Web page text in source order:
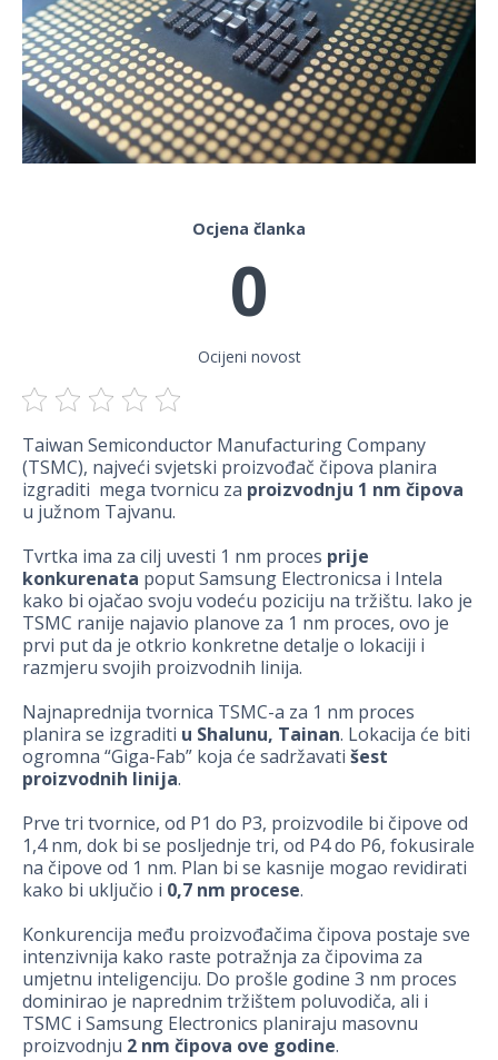
Ocjena članka
0
Ocijeni novost
Taiwan Semiconductor Manufacturing Company
(TSMC), najveći svjetski proizvođač čipova planira
izgraditi mega tvornicu za proizvodnju 1 nm čipova
u južnom Tajvanu.
Tvrtka ima za cilj uvesti 1 nm proces prije
konkurenata poput Samsung Electronicsa i Intela
kako bi ojačao svoju vodeću poziciju na tržištu. Iako je
TSMC ranije najavio planove za 1 nm proces, ovo je
prvi put da je otkrio konkretne detalje o lokaciji i
razmjeru svojih proizvodnih linija.
Najnaprednija tvornica TSMC-a za 1 nm proces
planira se izgraditi u Shalunu, Tainan. Lokacija će biti
ogromna “Giga-Fab” koja će sadržavati šest
proizvodnih linija.
Prve tri tvornice, od P1 do P3, proizvodile bi čipove od
1,4 nm, dok bi se posljednje tri, od P4 do P6, fokusirale
na čipove od 1 nm. Plan bi se kasnije mogao revidirati
kako bi uključio i 0,7 nm procese.
Konkurencija među proizvođačima čipova postaje sve
intenzivnija kako raste potražnja za čipovima za
umjetnu inteligenciju. Do prošle godine 3 nm proces
dominirao je naprednim tržištem poluvodiča, ali i
TSMC i Samsung Electronics planiraju masovnu
proizvodnju 2 nm čipova ove godine.